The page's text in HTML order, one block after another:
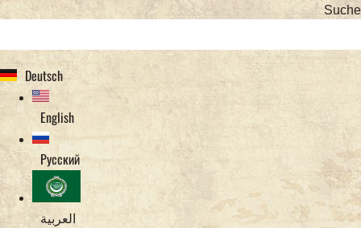
Suche
Deutsch
English
Русский
العربية